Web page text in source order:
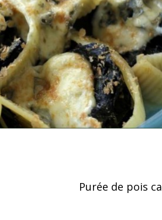
Purée de pois